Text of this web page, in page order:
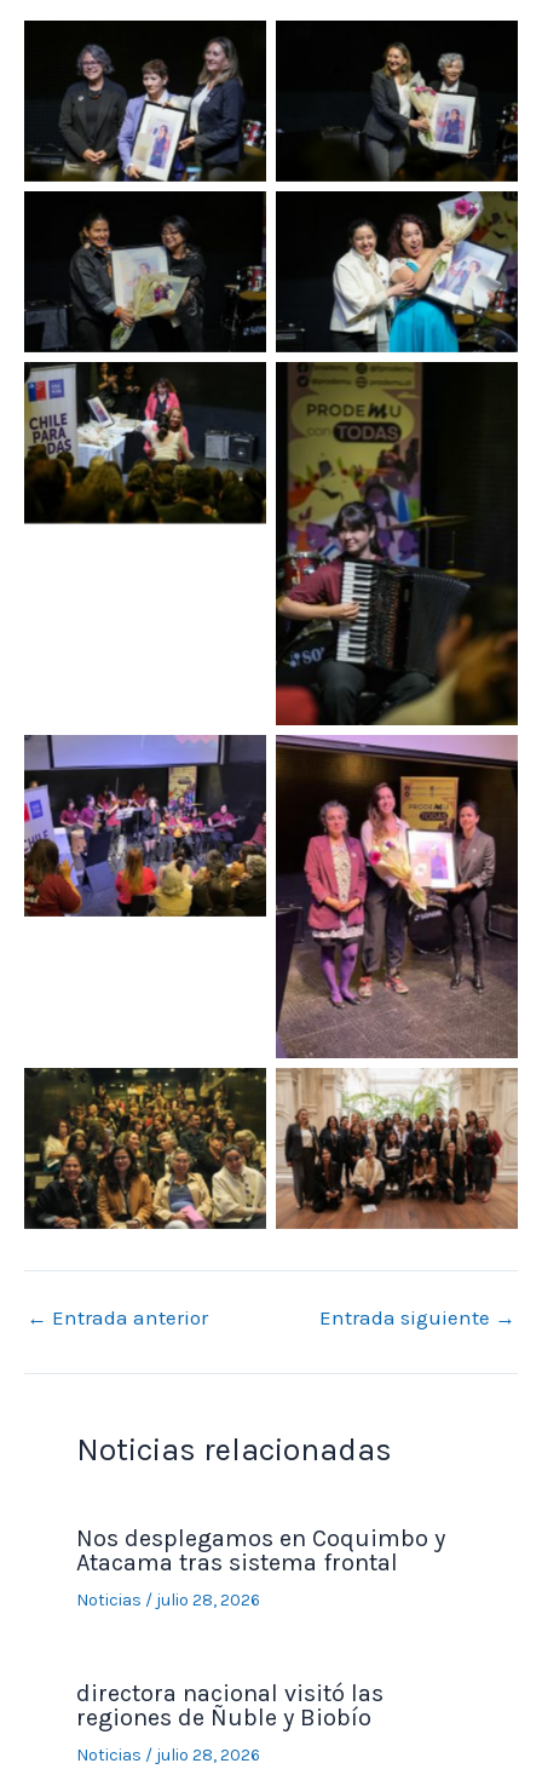
Sin leyenda Sin leyenda
Sin leyenda Sin leyenda
Sin leyenda
Sin leyenda
Sin leyenda
Sin leyenda
Sin leyenda Sin leyenda
← Entrada anterior Entrada siguiente →
Noticias relacionadas
Nos desplegamos en Coquimbo y
Atacama tras sistema frontal
Noticias / julio 28, 2026
directora nacional visitó las
regiones de Ñuble y Biobío
Noticias / julio 28, 2026